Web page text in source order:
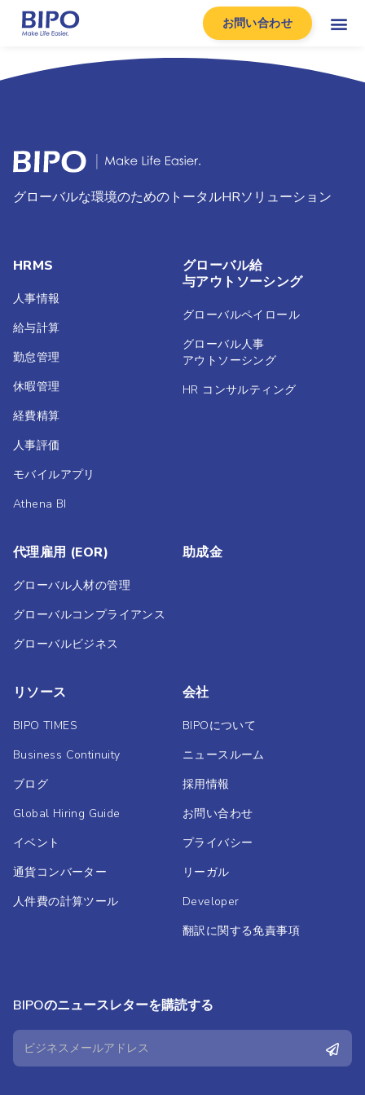
お問い合わせ
グローバルな環境のためのトータルHRソリューション
HRMS
人事情報
給与計算
勤怠管理
休暇管理
経費精算
人事評価
モバイルアプリ
Athena BI
グローバル給
与アウトソーシング
グローバルペイロール
グローバル人事
アウトソーシング
HR コンサルティング
代理雇用 (EOR)
グローバル人材の管理
グローバルコンプライアンス
グローバルビジネス
助成金
リソース
BIPO TIMES
Business Continuity
ブログ
Global Hiring Guide
イベント
通貨コンバーター
人件費の計算ツール
会社
BIPOについて
ニュースルーム
採用情報
お問い合わせ
プライバシー
リーガル
Developer
翻訳に関する免責事項
BIPOのニュースレターを購読する